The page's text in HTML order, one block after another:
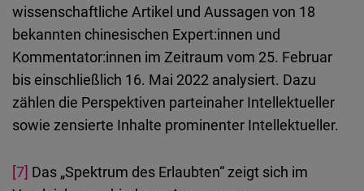
wissenschaftliche Artikel und Aussagen von 18
bekannten chinesischen Expert:innen und
Kommentator:innen im Zeitraum vom 25. Februar
bis einschließlich 16. Mai 2022 analysiert. Dazu
zählen die Perspektiven parteinaher Intellektueller
sowie zensierte Inhalte prominenter Intellektueller.
[7] Das „Spektrum des Erlaubten“ zeigt sich im